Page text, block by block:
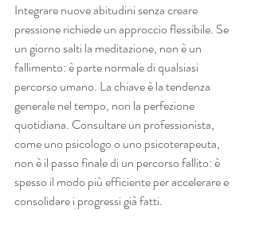
Integrare nuove abitudini senza creare
pressione richiede un approccio flessibile. Se
un giorno salti la meditazione, non è un
fallimento: è parte normale di qualsiasi
percorso umano. La chiave è la tendenza
generale nel tempo, non la perfezione
quotidiana. Consultare un professionista,
come uno psicologo o uno psicoterapeuta,
non è il passo finale di un percorso fallito: è
spesso il modo più efficiente per accelerare e
consolidare i progressi già fatti.